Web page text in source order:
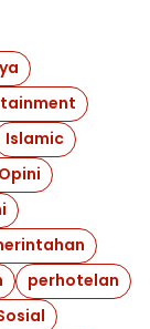
Islamic
perhotelan